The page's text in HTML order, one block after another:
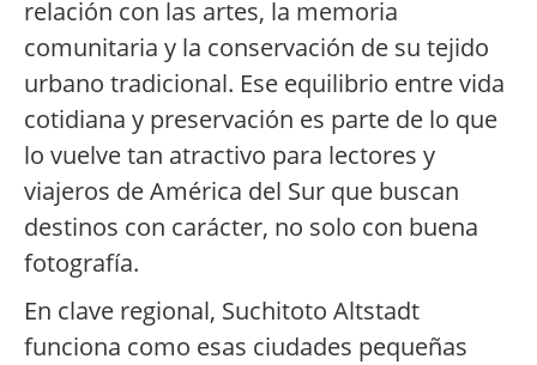
relación con las artes, la memoria
comunitaria y la conservación de su tejido
urbano tradicional. Ese equilibrio entre vida
cotidiana y preservación es parte de lo que
lo vuelve tan atractivo para lectores y
viajeros de América del Sur que buscan
destinos con carácter, no solo con buena
fotografía.
En clave regional, Suchitoto Altstadt
funciona como esas ciudades pequeñas